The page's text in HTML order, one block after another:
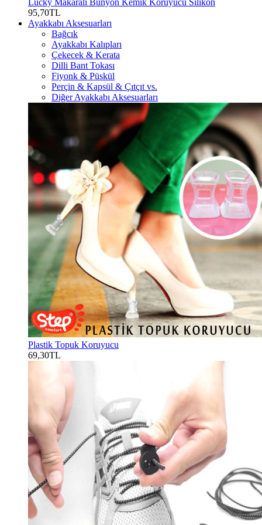
Lucky Makaralı Bunyon Kemik Koruyucu Silikon
95,70TL
Ayakkabı Aksesuarları
Bağcık
Ayakkabı Kalıpları
Çekecek & Kerata
Dilli Bant Tokası
Fiyonk & Püskül
Perçin & Kapsül & Çıtçıt vs.
Diğer Ayakkabı Aksesuarları
Plastik Topuk Koruyucu
69,30TL